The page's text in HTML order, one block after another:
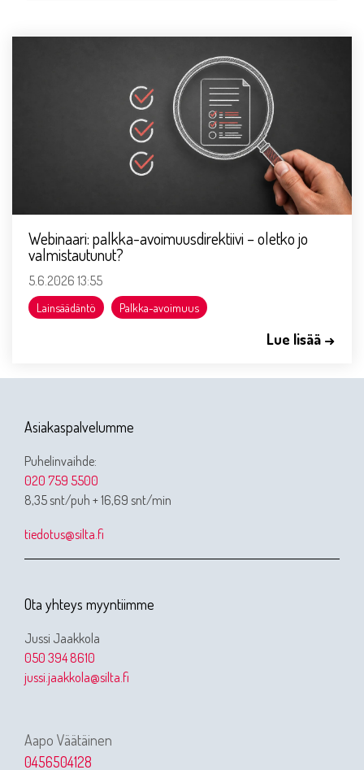
Webinaari: palkka-avoimuusdirektiivi – oletko jo
valmistautunut?
5.6.2026 13:55
Lainsäädäntö Palkka-avoimuus
Lue lisää →
Asiakaspalvelumme
Puhelinvaihde:
020 759 5500
8,35 snt/puh + 16,69 snt/min
tiedotus@silta.fi
Ota yhteys myyntiimme
Jussi Jaakkola
050 394 8610
jussi.jaakkola@silta.fi
Aapo Väätäinen
0456504128